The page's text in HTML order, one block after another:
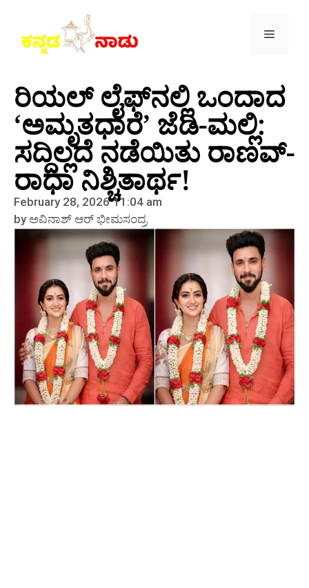
ರಿಯಲ್ ಲೈಫ್‌ನಲ್ಲಿ ಒಂದಾದ
‘ಅಮೃತಧಾರೆ’ ಜೆಡಿ-ಮಲ್ಲಿ:
ಸದ್ದಿಲ್ಲದೆ ನಡೆಯಿತು ರಾಣವ್-
ರಾಧಾ ನಿಶ್ಚಿತಾರ್ಥ!
February 28, 2026 11:04 am
byಅವಿನಾಶ್‌ ಆರ್‌ ಭೀಮಸಂದ್ರ